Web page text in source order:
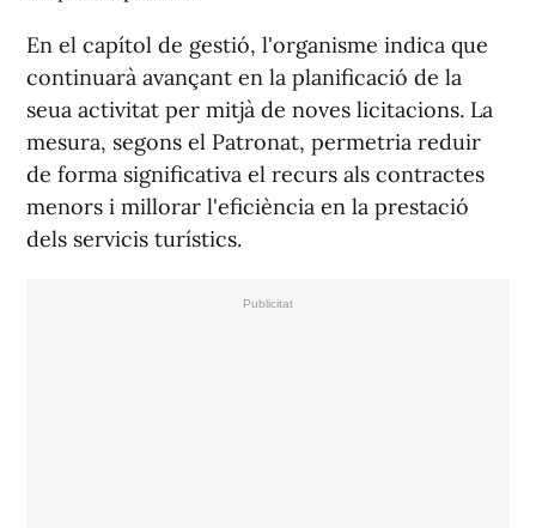
En el capítol de gestió, l'organisme indica que
continuarà avançant en la planificació de la
seua activitat per mitjà de noves licitacions. La
mesura, segons el Patronat, permetria reduir
de forma significativa el recurs als contractes
menors i millorar l'eficiència en la prestació
dels servicis turístics.